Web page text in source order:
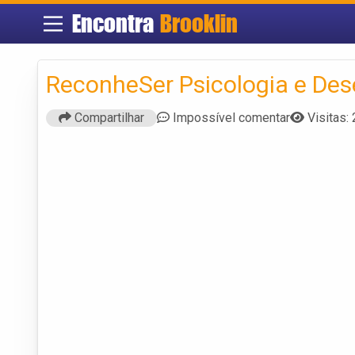
Encontra Brooklin
ReconheSer Psicologia e
Compartilhar Impossível comentar Visitas: